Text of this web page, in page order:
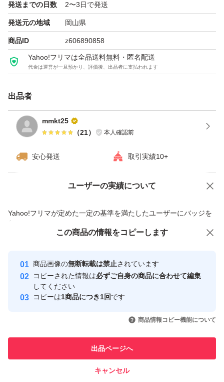
発送までの日数 2〜3日で発送
発送元の地域 岡山県
商品ID z606890858
Yahoo!フリマは全品送料無料・匿名配送
代金は運営が一旦預かり、評価後、出品者に支払われます
出品者
mmkt25
（21） 本人確認前
安心発送 取引実績10+
ユーザーの実績について
Yahoo!フリマが定めた一定の基準を満たしたユーザーにバッジを
付与しています
安心取引出品者
心・安全なユーザーです
取引実績
引を完了させた実績があります
での取引実績があります
価格の相談 商品への質問
この商品の情報をコピーします
商品画像の無断転載は禁止されています
コピーされた情報は必ずご自身の商品に合わせて編集
してください
コピーは1商品につき1回です
商品情報コピー機能について
出品ページへ
キャンセル
この商品をみている人にオススメ